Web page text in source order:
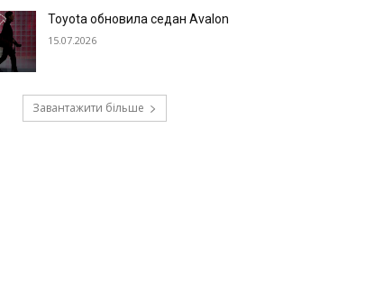
Toyota обновила седан Avalon
15.07.2026
Завантажити більше